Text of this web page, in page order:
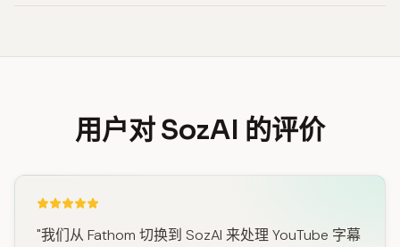
用户对 SozAI 的评价
"我们从 Fathom 切换到 SozAI 来处理 YouTube 字幕